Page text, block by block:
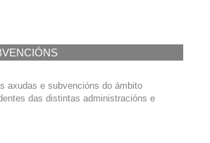
axudas e subvencións do ámbito
das distintas administracións e